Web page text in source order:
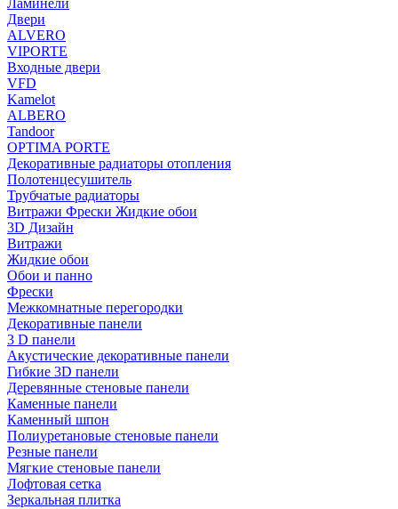
Двери
ALVERO
VIPORTE
Входные двери
VFD
Kamelot
ALBERO
Tandoor
OPTIMA PORTE
Декоративные радиаторы отопления
Полотенцесушитель
Трубчатые радиаторы
Витражи Фрески Жидкие обои
3D Дизайн
Витражи
Жидкие обои
Обои и панно
Фрески
Межкомнатные перегородки
Декоративные панели
3 D панели
Акустические декоративные панели
Гибкие 3D панели
Деревянные стеновые панели
Каменные панели
Каменный шпон
Полиуретановые стеновые панели
Резные панели
Мягкие стеновые панели
Лофтовая сетка
Зеркальная плитка